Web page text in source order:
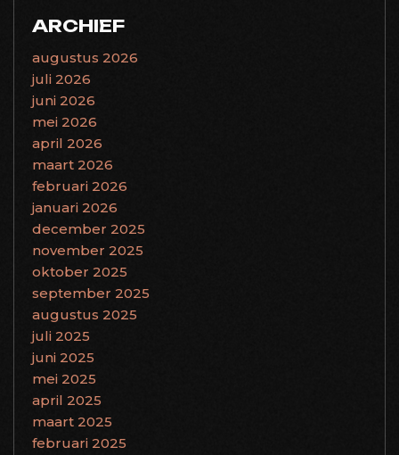
ARCHIEF
augustus 2026
juli 2026
juni 2026
mei 2026
april 2026
maart 2026
februari 2026
januari 2026
december 2025
november 2025
oktober 2025
september 2025
augustus 2025
juli 2025
juni 2025
mei 2025
april 2025
maart 2025
februari 2025